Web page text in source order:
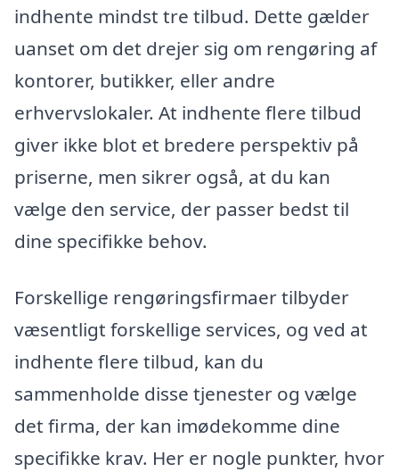
indhente mindst tre tilbud. Dette gælder
uanset om det drejer sig om rengøring af
kontorer, butikker, eller andre
erhvervslokaler. At indhente flere tilbud
giver ikke blot et bredere perspektiv på
priserne, men sikrer også, at du kan
vælge den service, der passer bedst til
dine specifikke behov.
Forskellige rengøringsfirmaer tilbyder
væsentligt forskellige services, og ved at
indhente flere tilbud, kan du
sammenholde disse tjenester og vælge
det firma, der kan imødekomme dine
specifikke krav. Her er nogle punkter, hvor